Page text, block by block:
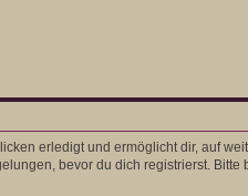
erledigt und ermöglicht dir, auf
bevor du dich registrierst.